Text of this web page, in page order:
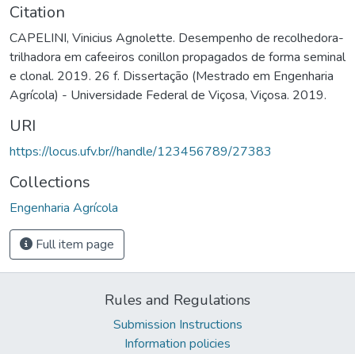
Citation
CAPELINI, Vinicius Agnolette. Desempenho de recolhedora-
trilhadora em cafeeiros conillon propagados de forma seminal
e clonal. 2019. 26 f. Dissertação (Mestrado em Engenharia
Agrícola) - Universidade Federal de Viçosa, Viçosa. 2019.
URI
https://locus.ufv.br//handle/123456789/27383
Collections
Engenharia Agrícola
Full item page
Rules and Regulations
Submission Instructions
Information policies